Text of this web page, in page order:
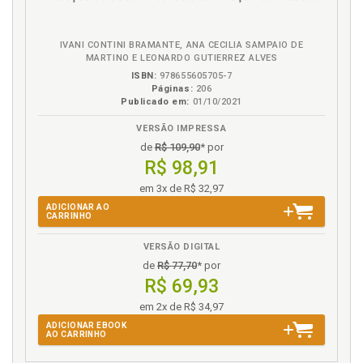
Razoabilidade. Princípio da razoabilidade e
proporcionalidade, p. 89
Referências, p. 133
STF. Posicionamento dos Tribunais Regionais do
Trabalho (TRT’S), Tribunal Superior do Trabalho
(TST) e Supremo Tribunal Federal (STF) a partir da
Processo Civil ao Processo do Trabalho. Alcance e
Sucumbência recíproca, p. 79
Sucumbência. Honorários advocatícios
sucumbenciais, p. 17
IVANI CONTINI BRAMANTE, ANA CECILIA SAMPAIO DE
MARTINO E LEONARDO GUTIERREZ ALVES
ISBN: 978655605705-7
Páginas: 206
Publicado em: 01/10/2021
VERSÃO IMPRESSA
deR$ 109,90* por
R$ 98,91
em 3x de R$ 32,97
ADICIONAR AO
CARRINHO
VERSÃO DIGITAL
de R$ 77,70* por
R$ 69,93
em 2x de R$ 34,97
ADICIONAR EBOOK
AO CARRINHO